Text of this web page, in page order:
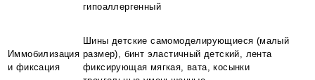
гипоаллергенный
Иммобилизация
и фиксация
Шины детские самомоделирующиеся (малый
размер), бинт эластичный детский, лента
фиксирующая мягкая, вата, косынки